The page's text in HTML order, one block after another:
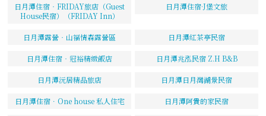
日月潭住宿‧FRIDAY旅店（Guest
House民宿）（FRIDAY Inn）
日月潭住宿·J堡文旅
日月潭露營‧山福情森露營區 日月潭紅茶亭民宿
日月潭住宿‧冠裕精緻飯店 日月潭兆泓民宿 Z.H B&B
日月潭沅居精品旅店 日月潭日月灣湖景民宿
日月潭住宿．One house 私人住宅 日月潭阿貴的家民宿